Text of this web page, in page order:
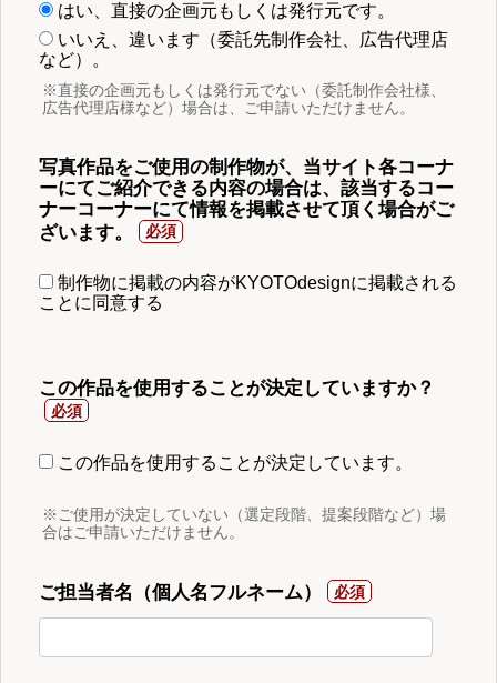
はい、直接の企画元もしくは発行元です。
いいえ、違います（委託先制作会社、広告代理店
など）。
※直接の企画元もしくは発行元でない（委託制作会社様、
広告代理店様など）場合は、ご申請いただけません。
写真作品をご使用の制作物が、当サイト各コーナ
ーにてご紹介できる内容の場合は、該当するコー
ナーコーナーにて情報を掲載させて頂く場合がご
ざいます。
制作物に掲載の内容がKYOTOdesignに掲載される
ことに同意する
この作品を使用することが決定していますか？
この作品を使用することが決定しています。
※ご使用が決定していない（選定段階、提案段階など）場
合はご申請いただけません。
ご担当者名（個人名フルネーム）